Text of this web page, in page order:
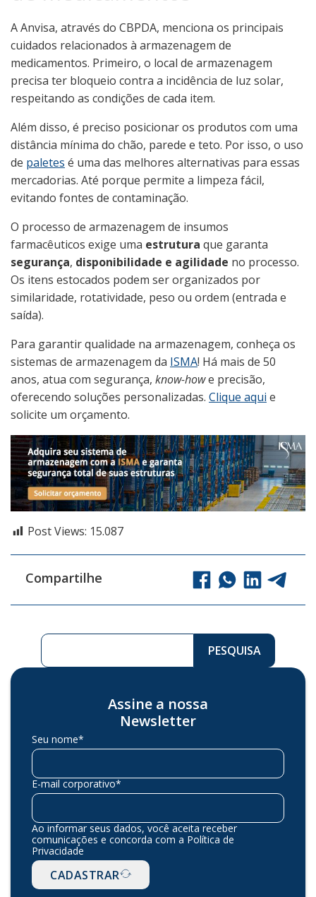
A Anvisa, através do CBPDA, menciona os principais
cuidados relacionados à armazenagem de
medicamentos. Primeiro, o local de armazenagem
precisa ter bloqueio contra a incidência de luz solar,
respeitando as condições de cada item.
Além disso, é preciso posicionar os produtos com uma
distância mínima do chão, parede e teto. Por isso, o uso
de paletes é uma das melhores alternativas para essas
mercadorias. Até porque permite a limpeza fácil,
evitando fontes de contaminação.
O processo de armazenagem de insumos
farmacêuticos exige uma estrutura que garanta
segurança, disponibilidade e agilidade no processo.
Os itens estocados podem ser organizados por
similaridade, rotatividade, peso ou ordem (entrada e
saída).
Para garantir qualidade na armazenagem, conheça os
sistemas de armazenagem da ISMA! Há mais de 50
anos, atua com segurança, know-howe precisão,
oferecendo soluções personalizadas. Clique aqui e
solicite um orçamento.
Post Views: 15.087
Compartilhe
Pesquisar ...
PESQUISA
Assine a nossa
Newsletter
Seu nome*
E-mail corporativo*
Ao informar seus dados, você aceita receber
comunicações e concorda com a Política de
Privacidade
CADASTRAR